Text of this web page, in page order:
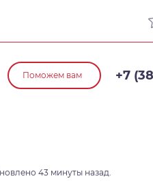
Поможем вам +7
43 минуты назад.